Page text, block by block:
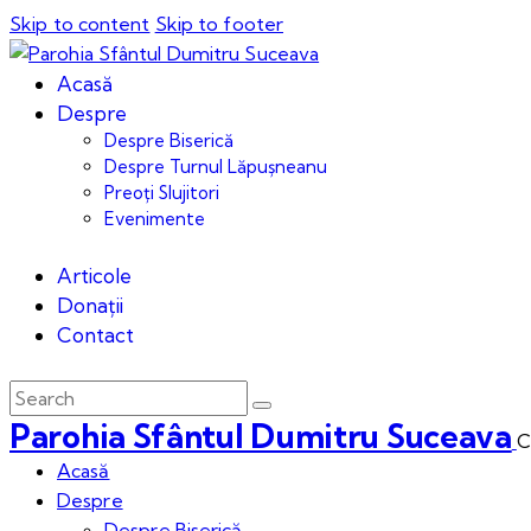
Skip to content Skip to footer
Acasă
Despre
Despre Biserică
Despre Turnul Lăpușneanu
Preoți Slujitori
Evenimente
Articole
Donații
Contact
Parohia Sfântul Dumitru Suceava
Acasă
Despre